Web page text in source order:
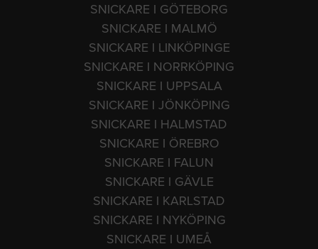
SNICKARE I GÖTEBORG
SNICKARE I MALMÖ
SNICKARE I LINKÖPINGE
SNICKARE I NORRKÖPING
SNICKARE I UPPSALA
SNICKARE I JÖNKÖPING
SNICKARE I HALMSTAD
SNICKARE I ÖREBRO
SNICKARE I FALUN
SNICKARE I GÄVLE
SNICKARE I KARLSTAD
SNICKARE I NYKÖPING
SNICKARE I UMEÅ